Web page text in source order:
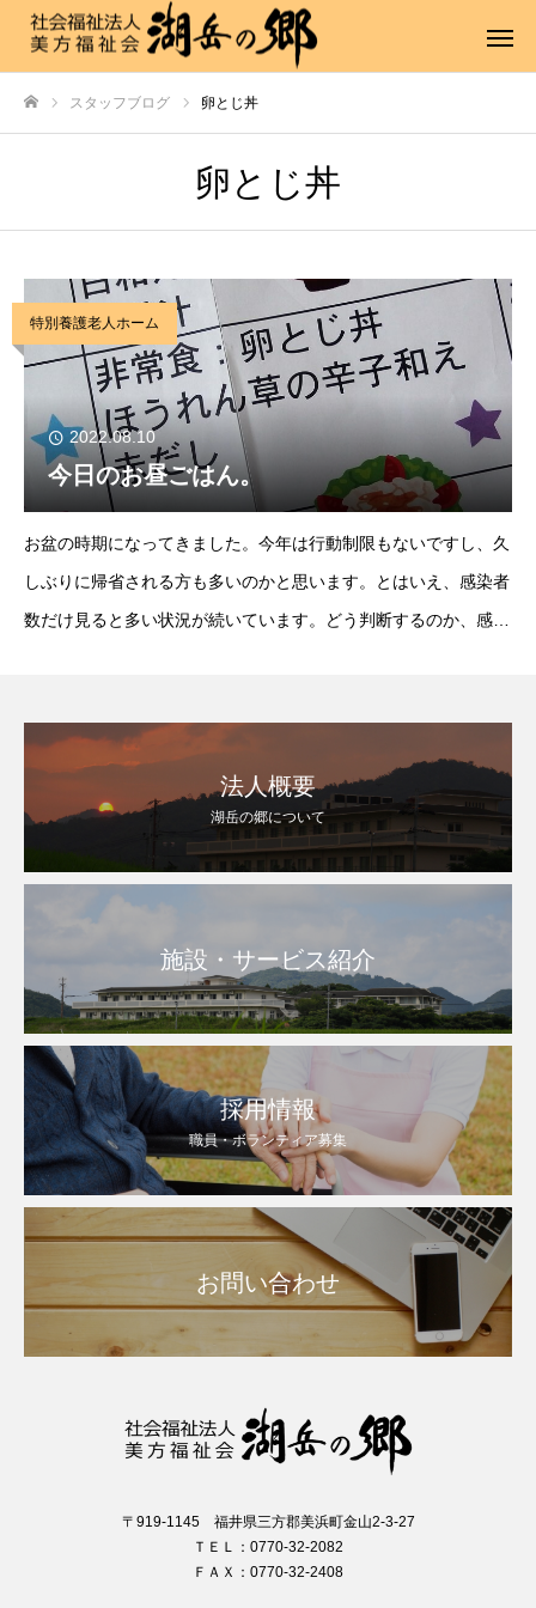
スタッフブログ 卵とじ丼
卵とじ丼
特別養護老人ホーム
2022.08.10
今日のお昼ごはん。
お盆の時期になってきました。今年は行動制限もないですし、久
しぶりに帰省される方も多いのかと思います。とはいえ、感染者
数だけ見ると多い状況が続いています。どう判断するのか、感染
法人概要
湖岳の郷について
施設・サービス紹介
採用情報
職員・ボランティア募集
お問い合わせ
〒919-1145 福井県三方郡美浜町金山2-3-27
ＴＥＬ：0770-32-2082
ＦＡＸ：0770-32-2408